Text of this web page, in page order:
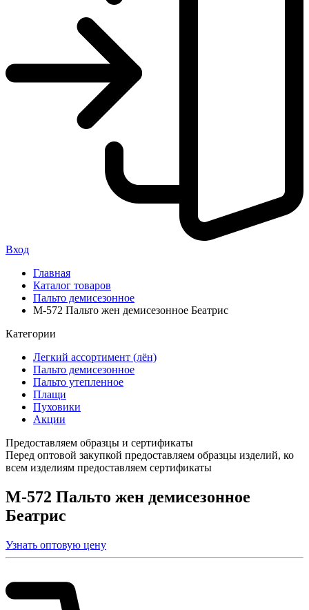
Вход
Главная
Каталог товаров
Пальто демисезонное
М-572 Пальто жен демисезонное Беатрис
Категории
Легкий ассортимент (лён)
Пальто демисезонное
Пальто утепленное
Плащи
Пуховики
Акции
Предоставляем образцы и сертификаты
Перед оптовой закупкой предоставляем образцы изделий, ко
всем изделиям предоставляем сертификаты
М-572 Пальто жен демисезонное
Беатрис
Узнать оптовую цену